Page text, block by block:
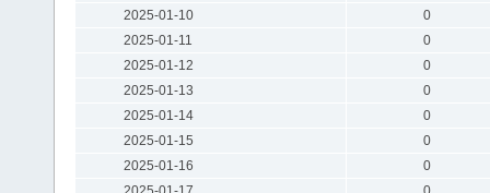
2025-01-10
0
2025-01-11
0
2025-01-12
0
2025-01-13
0
2025-01-14
0
2025-01-15
0
2025-01-16
0